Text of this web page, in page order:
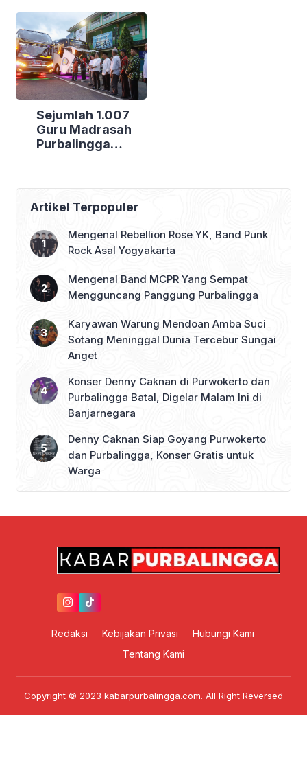
Kecamatan
Berdaya
Sejumlah 1.007
Guru Madrasah
Purbalingga
Purbalingga Beri
Dukungan Penuh
Artikel Terpopuler
Mengenal Rebellion Rose YK, Band Punk
Rock Asal Yogyakarta
Mengenal Band MCPR Yang Sempat
Mengguncang Panggung Purbalingga
Karyawan Warung Mendoan Amba Suci
Sotang Meninggal Dunia Tercebur Sungai
Anget
Konser Denny Caknan di Purwokerto dan
Purbalingga Batal, Digelar Malam Ini di
Banjarnegara
Denny Caknan Siap Goyang Purwokerto
dan Purbalingga, Konser Gratis untuk
Warga
Redaksi Kebijakan Privasi
Hubungi Kami
Tentang Kami
Copyright © 2023 kabarpurbalingga.com. All Right Reversed